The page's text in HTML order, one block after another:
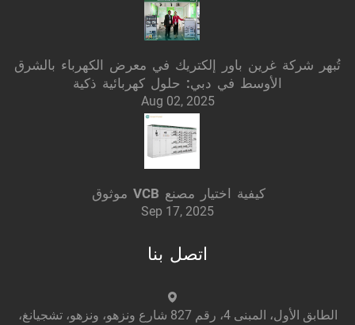
تُبهر شركة غرين باور إلكتريك في معرض الكهرباء بالشرق
الأوسط في دبي: حلول كهربائية ذكية
Aug 02, 2025
كيفية اختيار مصنع VCB موثوق
Sep 17, 2025
اتصل بنا
الطابق الأول، المبنى 4، رقم 827 شارع ونزهو، ونزهو، تشجيانغ،